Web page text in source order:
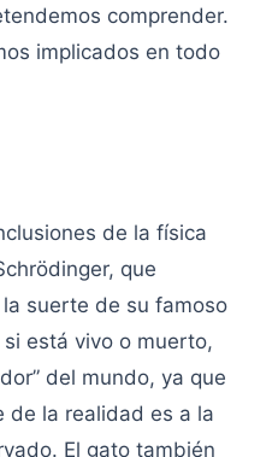
comprender.
implicados en todo
de la física
que
suerte de su famoso
está vivo o muerto,
del mundo, ya que
de la realidad es a la
El gato también